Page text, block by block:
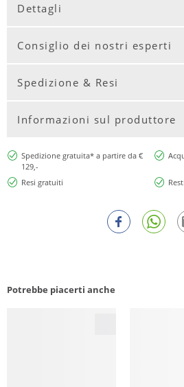
Dettagli
Consiglio dei nostri esperti
Spedizione & Resi
Informazioni sul produttore
Spedizione gratuita* a partire da €
129,-
Resi gratuiti
Potrebbe piacerti anche